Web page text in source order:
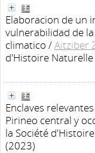
Elaboracion de un
vulnerabilidad de
climatico /Aitziber
d'Histoire
Enclaves
Pirineo central y
la Société
(2023)